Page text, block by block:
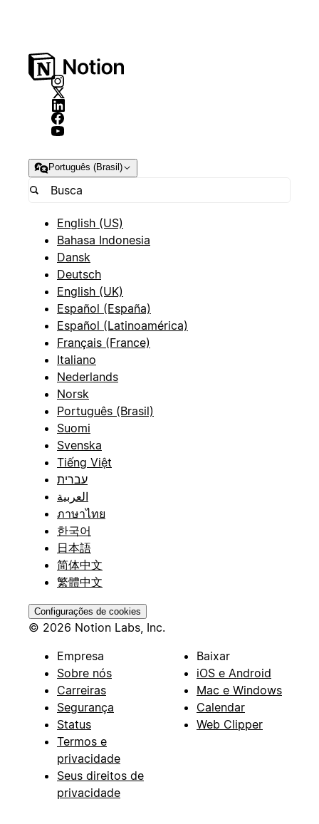
Português (Brasil)
English (US)
Bahasa Indonesia
Dansk
Deutsch
English (UK)
Español (España)
Español (Latinoamérica)
Français (France)
Italiano
Nederlands
Norsk
Português (Brasil)
Suomi
Svenska
Tiếng Việt
עברית
العربية
ภาษาไทย
한국어
日本語
简体中文
繁體中文
Configurações de cookies
© 2026 Notion Labs, Inc.
Empresa
Sobre nós
Carreiras
Segurança
Status
Termos e
privacidade
Seus direitos de
privacidade
Baixar
iOS e Android
Mac e Windows
Calendar
Web Clipper